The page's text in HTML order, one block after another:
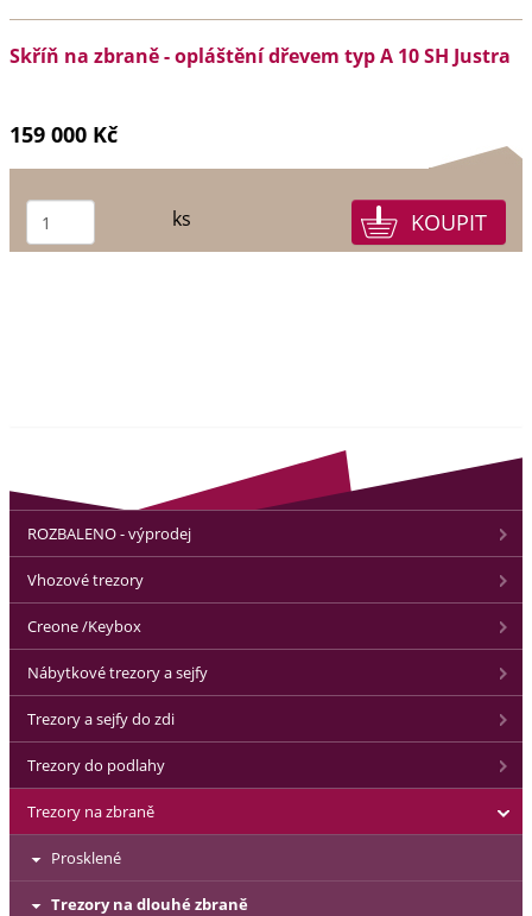
Skříň na zbraně - opláštění dřevem typ A 10 SH Justra
159 000 Kč
ks
ROZBALENO - výprodej
Vhozové trezory
Creone /Keybox
Nábytkové trezory a sejfy
Trezory a sejfy do zdi
Trezory do podlahy
Trezory na zbraně
Prosklené
Trezory na dlouhé zbraně